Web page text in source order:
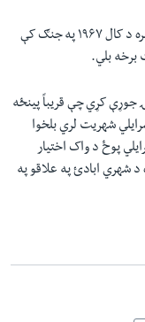
اسرایل وېسټ بېنک، غزه او مشرقي یروشلم عربانو سره د کال ۱۹۶۷ په جنګ کې
برخه بلي.
جوړې کړي چې قریباً پینځه
شهریت لري بلخوا
پوځ د واک اختیار
د شهري ابادئ په علاقو په